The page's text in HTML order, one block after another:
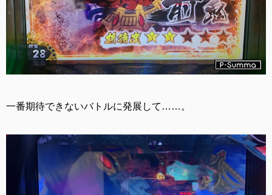
一番期待できないバトルに発展して……。